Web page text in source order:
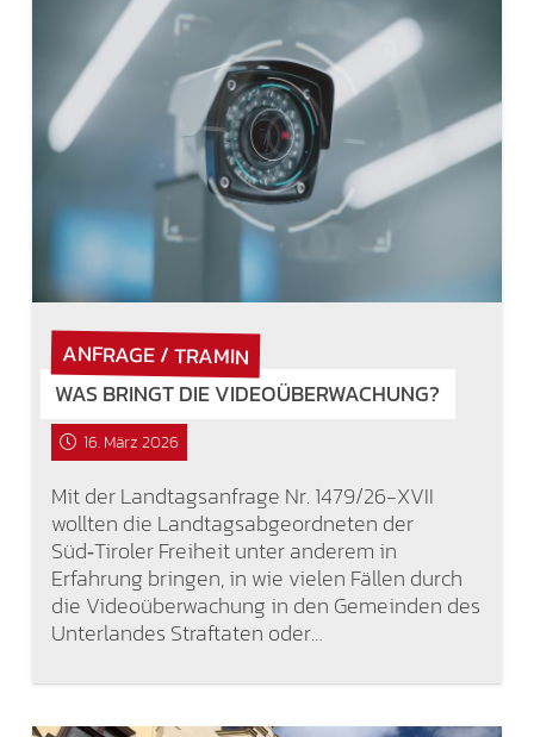
ANFRAGE / TRAMIN
WAS BRINGT DIE VIDEOÜBERWACHUNG?
16. März 2026
Mit der Landtagsanfrage Nr. 1479/26-XVII
wollten die Landtagsabgeordneten der
Süd‑Tiroler Freiheit unter anderem in
Erfahrung bringen, in wie vielen Fällen durch
die Videoüberwachung in den Gemeinden des
Unterlandes Straftaten oder…